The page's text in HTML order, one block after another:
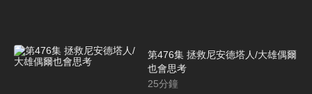
第476集 拯救尼安德塔人/大雄偶爾
也會思考
25分鐘